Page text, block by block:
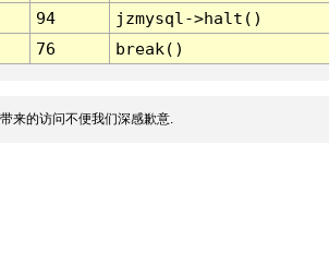
94
jzmysql->halt()
76 break()
来的访问不便我们深感歉意.